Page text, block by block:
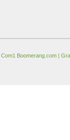
Com1 Boomerang.com |